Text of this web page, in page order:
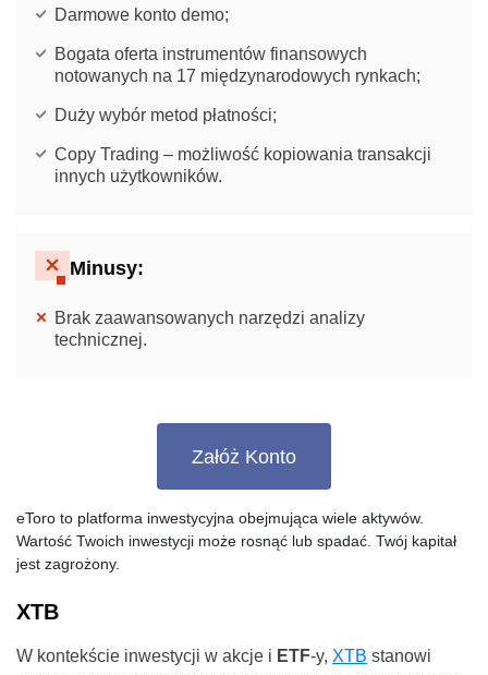
Darmowe konto demo;
Bogata oferta instrumentów finansowych
notowanych na 17 międzynarodowych rynkach;
Duży wybór metod płatności;
Copy Trading – możliwość kopiowania transakcji
innych użytkowników.
Minusy:
Brak zaawansowanych narzędzi analizy
technicznej.
Załóż Konto
eToro to platforma inwestycyjna obejmująca wiele aktywów.
Wartość Twoich inwestycji może rosnąć lub spadać. Twój kapitał
jest zagrożony.
XTB
W kontekście inwestycji w akcje i ETF-y, XTB stanowi